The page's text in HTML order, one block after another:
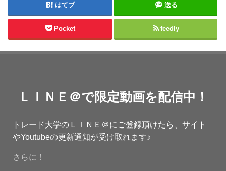
はてブ 送る
Pocket feedly
ＬＩＮＥ＠で限定動画を配信中！
トレード大学のＬＩＮＥ＠にご登録頂けたら、サイト
やYoutubeの更新通知が受け取れます♪
さらに！